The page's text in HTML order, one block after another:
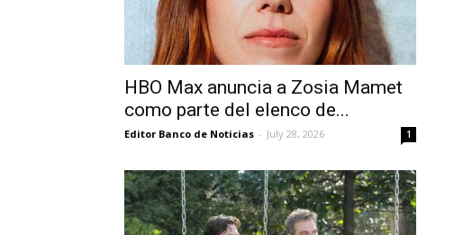
HBO Max anuncia a Zosia Mamet
como parte del elenco de...
Editor Banco de Noticias - July 28, 2026 1